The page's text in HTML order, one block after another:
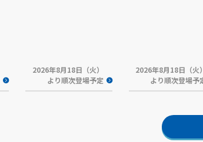
2026年8月18日（火）
より順次登場予定
2026年8月18日（火）
より順次登場予